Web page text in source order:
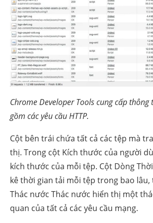
Chrome Developer Tools cung cấp
gồm các yêu cầu HTTP.
Cột bên trái chứa tất cả các tệp mà
thị. Trong cột Kích thước của người
kích thước của mỗi tệp. Cột Dòng
kê thời gian tải mỗi tệp trong bao
Thác nước Thác nước hiển thị một
quan của tất cả các yêu cầu mạng.